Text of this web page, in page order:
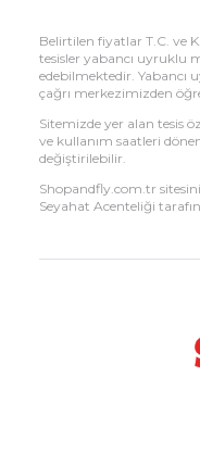
Belirtilen fiyatlar T.C. ve
tesisler yabancı uyruklu
edebilmektedir. Yabancı
çağrı merkezimizden
Sitemizde yer alan tesis
ve kullanım saatleri
değiştirilebilir.
Shopandfly.com.tr
Seyahat Acenteliği